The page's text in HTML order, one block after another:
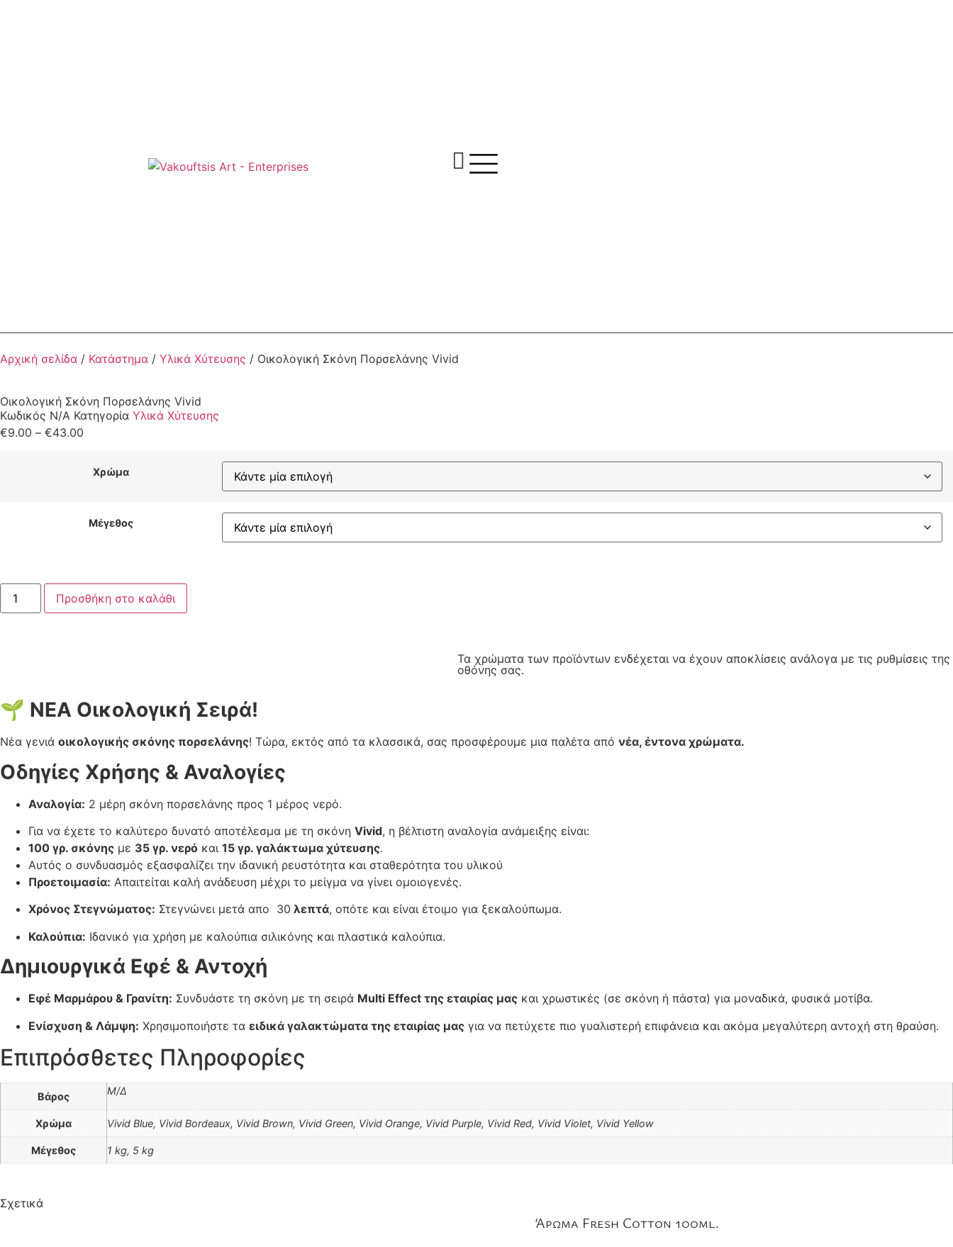
Αρχική σελίδα / Κατάστημα / Υλικά Χύτευσης / Οικολογική Σκόνη Πορσελάνης Vivid
Οικολογική Σκόνη Πορσελάνης Vivid
Κωδικός N/A Κατηγορία Υλικά Χύτευσης
€9.00 – €43.00
Χρώμα
Μέγεθος
Προσθήκη στο καλάθι
Τα χρώματα των προϊόντων ενδέχεται να έχουν αποκλίσεις ανάλογα με τις ρυθμίσεις της
οθόνης σας.
🌱 ΝΕΑ Οικολογική Σειρά!
Νέα γενιά οικολογικής σκόνης πορσελάνης! Τώρα, εκτός από τα κλασσικά, σας προσφέρουμε μια παλέτα από νέα, έντονα χρώματα.
Οδηγίες Χρήσης & Αναλογίες
Αναλογία: 2 μέρη σκόνη πορσελάνης προς 1 μέρος νερό.
Για να έχετε το καλύτερο δυνατό αποτέλεσμα με τη σκόνη Vivid, η βέλτιστη αναλογία ανάμειξης είναι:
100 γρ. σκόνης με 35 γρ. νερό και 15 γρ. γαλάκτωμα χύτευσης.
Αυτός ο συνδυασμός εξασφαλίζει την ιδανική ρευστότητα και σταθερότητα του υλικού
Προετοιμασία: Απαιτείται καλή ανάδευση μέχρι το μείγμα να γίνει ομοιογενές.
Χρόνος Στεγνώματος: Στεγνώνει μετά απο 30 λεπτά, οπότε και είναι έτοιμο για ξεκαλούπωμα.
Καλούπια: Ιδανικό για χρήση με καλούπια σιλικόνης και πλαστικά καλούπια.
Δημιουργικά Εφέ & Αντοχή
Εφέ Μαρμάρου & Γρανίτη: Συνδυάστε τη σκόνη με τη σειρά Multi Effect της εταιρίας μας και χρωστικές (σε σκόνη ή πάστα) για μοναδικά, φυσικά μοτίβα.
Ενίσχυση & Λάμψη: Χρησιμοποιήστε τα ειδικά γαλακτώματα της εταιρίας μας για να πετύχετε πιο γυαλιστερή επιφάνεια και ακόμα μεγαλύτερη αντοχή στη θραύση.
Επιπρόσθετες Πληροφορίες
Βάρος Μ/Δ
Χρώμα Vivid Blue, Vivid Bordeaux, Vivid Brown, Vivid Green, Vivid Orange, Vivid Purple, Vivid Red, Vivid Violet, Vivid Yellow
Μέγεθος 1 kg, 5 kg
Σχετικά
Άρωμα Fresh Cotton 100ml.